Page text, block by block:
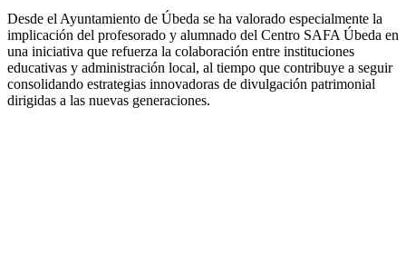
Desde el Ayuntamiento de Úbeda se ha valorado especialmente la
implicación del profesorado y alumnado del Centro SAFA Úbeda en
una iniciativa que refuerza la colaboración entre instituciones
educativas y administración local, al tiempo que contribuye a seguir
consolidando estrategias innovadoras de divulgación patrimonial
dirigidas a las nuevas generaciones.